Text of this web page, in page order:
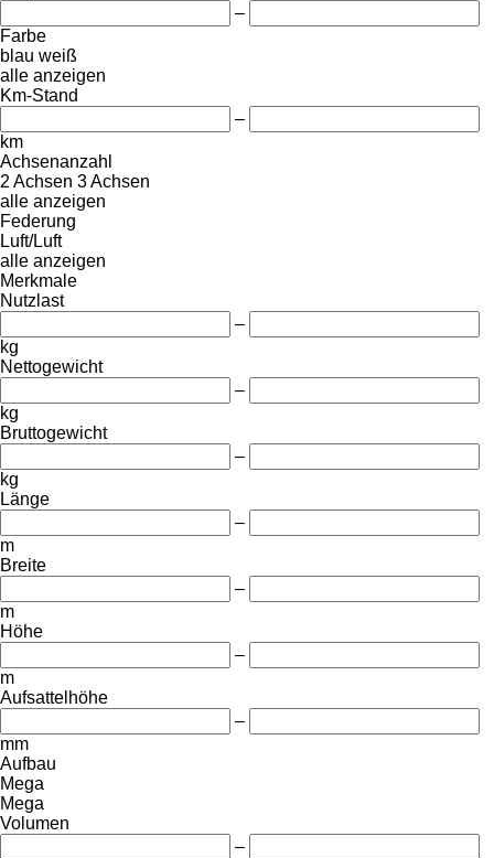
–
Farbe
blau weiß
alle anzeigen
Km-Stand
–
km
Achsenanzahl
2 Achsen 3 Achsen
alle anzeigen
Federung
Luft/Luft
alle anzeigen
Merkmale
Nutzlast
–
kg
Nettogewicht
–
kg
Bruttogewicht
–
kg
Länge
–
m
Breite
–
m
Höhe
–
m
Aufsattelhöhe
–
mm
Aufbau
Mega
Mega
Volumen
–